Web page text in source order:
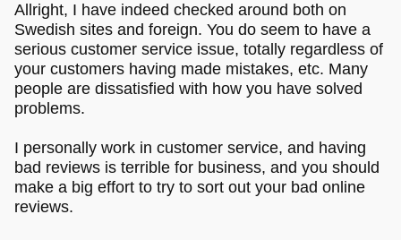
Allright, I have indeed checked around both on
Swedish sites and foreign. You do seem to have a
serious customer service issue, totally regardless of
your customers having made mistakes, etc. Many
people are dissatisfied with how you have solved
problems.
I personally work in customer service, and having
bad reviews is terrible for business, and you should
make a big effort to try to sort out your bad online
reviews.